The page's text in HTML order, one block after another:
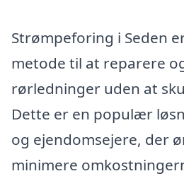
Strømpeforing i Seden
metode til at reparere
rørledninger uden at
Dette er en populær
og ejendomsejere, der
minimere